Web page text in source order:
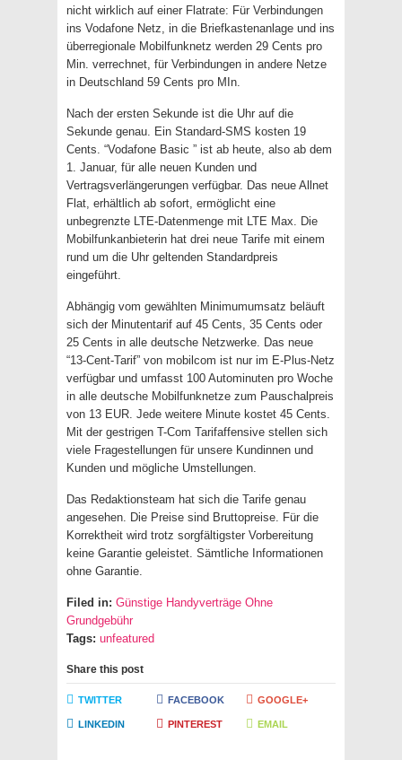
nicht wirklich auf einer Flatrate: Für Verbindungen
ins Vodafone Netz, in die Briefkastenanlage und ins
überregionale Mobilfunknetz werden 29 Cents pro
Min. verrechnet, für Verbindungen in andere Netze
in Deutschland 59 Cents pro MIn.
Nach der ersten Sekunde ist die Uhr auf die
Sekunde genau. Ein Standard-SMS kosten 19
Cents. “Vodafone Basic ” ist ab heute, also ab dem
1. Januar, für alle neuen Kunden und
Vertragsverlängerungen verfügbar. Das neue Allnet
Flat, erhältlich ab sofort, ermöglicht eine
unbegrenzte LTE-Datenmenge mit LTE Max. Die
Mobilfunkanbieterin hat drei neue Tarife mit einem
rund um die Uhr geltenden Standardpreis
eingeführt.
Abhängig vom gewählten Minimumumsatz beläuft
sich der Minutentarif auf 45 Cents, 35 Cents oder
25 Cents in alle deutsche Netzwerke. Das neue
“13-Cent-Tarif” von mobilcom ist nur im E-Plus-Netz
verfügbar und umfasst 100 Autominuten pro Woche
in alle deutsche Mobilfunknetze zum Pauschalpreis
von 13 EUR. Jede weitere Minute kostet 45 Cents.
Mit der gestrigen T-Com Tarifaffensive stellen sich
viele Fragestellungen für unsere Kundinnen und
Kunden und mögliche Umstellungen.
Das Redaktionsteam hat sich die Tarife genau
angesehen. Die Preise sind Bruttopreise. Für die
Korrektheit wird trotz sorgfältigster Vorbereitung
keine Garantie geleistet. Sämtliche Informationen
ohne Garantie.
Filed in: Günstige Handyverträge Ohne
Grundgebühr
Tags: unfeatured
Share this post
TWITTER FACEBOOK GOOGLE+
LINKEDIN PINTEREST EMAIL